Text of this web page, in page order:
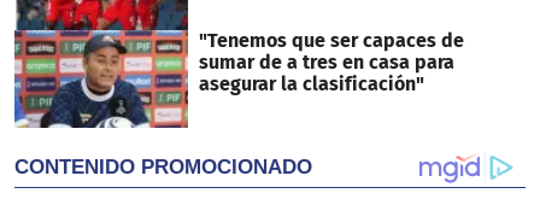
"Tenemos que ser capaces de
sumar de a tres en casa para
asegurar la clasificación"